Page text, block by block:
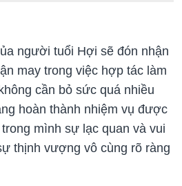
người tuổi Hợi sẽ đón nhận
may trong việc hợp tác làm
cần bỏ sức quá nhiều
hoàn thành nhiệm vụ được
mình sự lạc quan và vui
thịnh vượng vô cùng rõ ràng